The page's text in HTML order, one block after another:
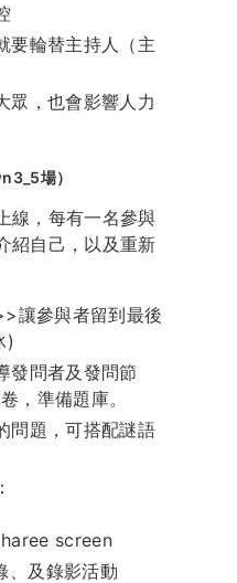
要輪替主持人（主
眾，也會影響人力
場）
線，每有一名參與
紹自己，以及重新
讓參與者留到最後
)
發問者及發問節
，準備題庫。
問題，可搭配謎語
screen
、及錄影活動